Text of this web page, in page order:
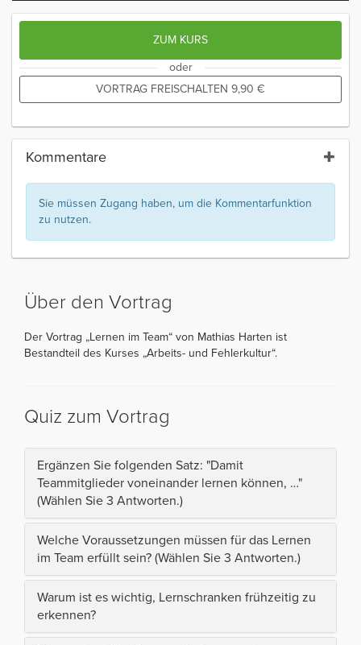
ZUM KURS
oder
VORTRAG FREISCHALTEN 9,90 €
Kommentare
Sie müssen Zugang haben, um die Kommentarfunktion
zu nutzen.
Über den Vortrag
Der Vortrag „Lernen im Team“ von Mathias Harten ist
Bestandteil des Kurses „Arbeits- und Fehlerkultur“.
Quiz zum Vortrag
Ergänzen Sie folgenden Satz: "Damit
Teammitglieder voneinander lernen können, …"
(Wählen Sie 3 Antworten.)
Welche Voraussetzungen müssen für das Lernen
im Team erfüllt sein? (Wählen Sie 3 Antworten.)
Warum ist es wichtig, Lernschranken frühzeitig zu
erkennen?